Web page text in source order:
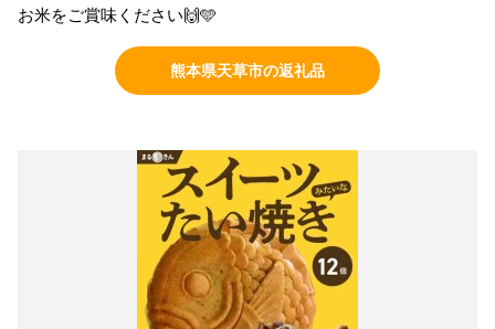
お米をご賞味ください🙌🩵
熊本県天草市の返礼品